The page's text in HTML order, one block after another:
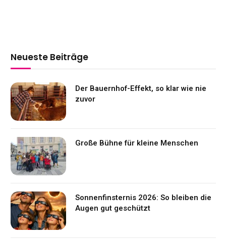
Neueste Beiträge
Der Bauernhof-Effekt, so klar wie nie
zuvor
Große Bühne für kleine Menschen
Sonnenfinsternis 2026: So bleiben die
Augen gut geschützt